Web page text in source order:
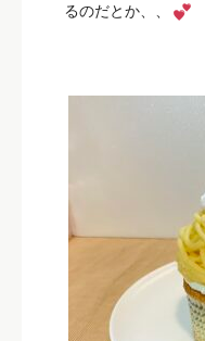
るのだとか、、